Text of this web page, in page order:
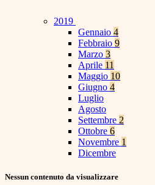
2019
Gennaio 4
Febbraio 9
Marzo 3
Aprile 11
Maggio 10
Giugno 4
Luglio
Agosto
Settembre 2
Ottobre 6
Novembre 1
Dicembre
Nessun contenuto da visualizzare